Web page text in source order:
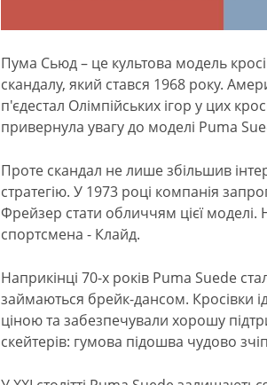
Пума Сьюд – це культова модель
скандалу, який стався 1968 року.
п'єдестал Олімпійських ігор у цих
привернула увагу до моделі Puma
Проте скандал не лише збільшив
стратегію. У 1973 році компанія
Фрейзер стати обличчям цієї моделі.
спортсмена - Клайд.
Наприкінці 70-х років Puma Suede
займаються брейк-дансом. Кросівки
ціною та забезпечували хорошу
скейтерів: гумова підошва чудово